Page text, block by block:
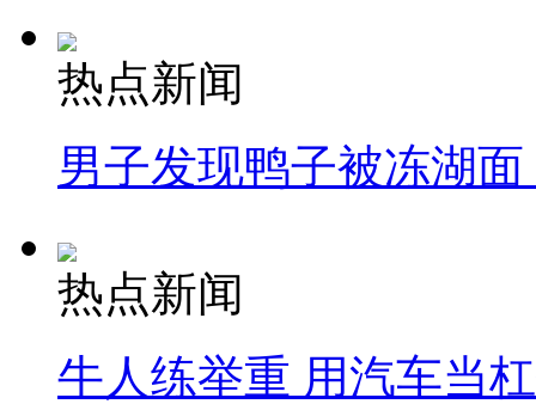
热点新闻
男子发现鸭子被冻湖
热点新闻
牛人练举重 用汽车当